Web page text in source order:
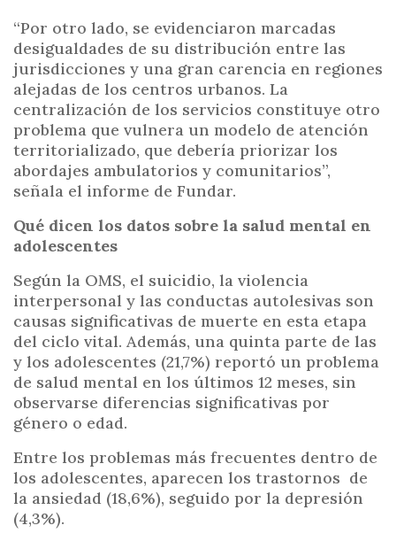
“Por otro lado, se evidenciaron marcadas
desigualdades de su distribución entre las
jurisdicciones y una gran carencia en regiones
alejadas de los centros urbanos. La
centralización de los servicios constituye otro
problema que vulnera un modelo de atención
territorializado, que debería priorizar los
abordajes ambulatorios y comunitarios”,
señala el informe de Fundar.
Qué dicen los datos sobre la salud mental en
adolescentes
Según la OMS, el suicidio, la violencia
interpersonal y las conductas autolesivas son
causas significativas de muerte en esta etapa
del ciclo vital. Además, una quinta parte de las
y los adolescentes (21,7%) reportó un problema
de salud mental en los últimos 12 meses, sin
observarse diferencias significativas por
género o edad.
Entre los problemas más frecuentes dentro de
los adolescentes, aparecen los trastornos de
la ansiedad (18,6%), seguido por la depresión
(4,3%).